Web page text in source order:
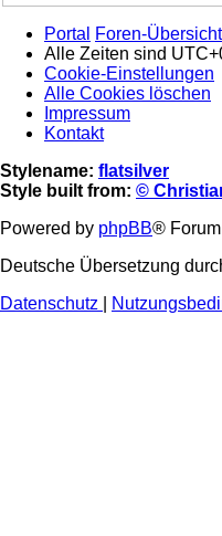
Portal
Foren-Übersicht
Alle Zeiten sind
Cookie-Einstellungen
Alle Cookies löschen
Impressum
Kontakt
Stylename: flatsilver
Style built from: ©
Powered by phpBB®
Deutsche Übersetzung
Datenschutz